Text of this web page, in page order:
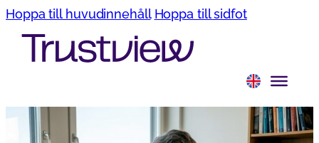
Hoppa till huvudinnehåll Hoppa till sidfot